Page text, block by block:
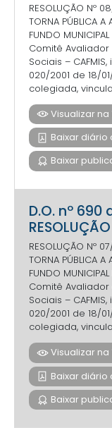
RESOLUÇÃO Nº
TORNA PÚBLICA A
FUNDO
Comitê
Sociais –
020/2001 de 18/
colegiada,
Visualizar
Baixar
Baixar
D.O. nº
RESOLUÇÃO Nº
TORNA PÚBLICA A
FUNDO
Comitê
Sociais –
020/2001 de 18/
colegiada,
Visualizar
Baixar
Baixar